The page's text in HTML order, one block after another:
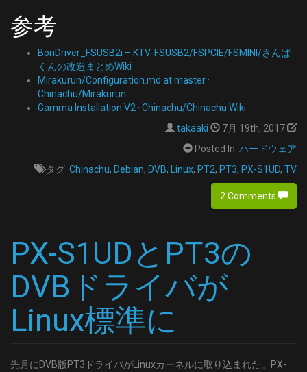
  channel: BS09_2
- name: BS11_0
  type: BS
  channel: BS11_0
- name: BS13_0
  type: BS
  channel: BS13_0
  type: BS
- name: BS13_2
参考
BonDriver_FSUSB2i – KTV-FSUSB2/FSPCIE/FSMINI/さんぱ
くんの改造まとめWiki
Mirakurun/Configuration.md at master ·
Chinachu/Mirakurun
Gamma Installation V2 · Chinachu/Chinachu Wiki
takaaki
7月 19th, 2017
Posted In: ハードウェア
タグ: Chinachu, Debian, DVB, Linux, PT2, PT3, PX-S1UD, TV
2 Comments
PX-S1UDとPT3の
DVBドライバが
Linux標準に
先月にDVB版PT3ドライバがLinuxカーネルに取り込まれた。PX-